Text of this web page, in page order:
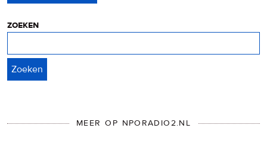
zoeken
MEER OP NPORADIO2.NL